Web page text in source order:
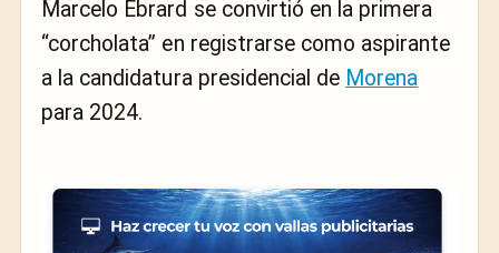
Marcelo Ebrard se convirtió en la primera
“corcholata” en registrarse como aspirante
a la candidatura presidencial de Morena
para 2024.